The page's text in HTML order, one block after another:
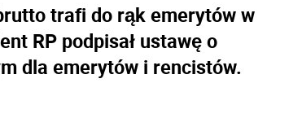
trafi do rąk emerytów w
RP podpisał ustawę o
dla emerytów i rencistów.